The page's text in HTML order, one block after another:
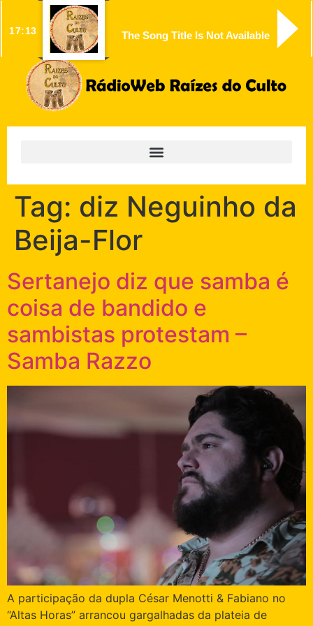
17:13 The Song Title Is Not Available
Tag: diz Neguinho da
Beija-Flor
Sertanejo diz que samba é
coisa de bandido e
sambistas protestam –
Samba Razzo
A participação da dupla César Menotti & Fabiano no
“Altas Horas” arrancou gargalhadas da plateia de